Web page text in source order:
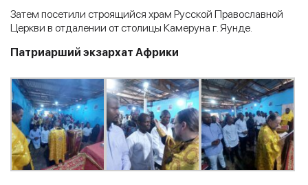
Затем посетили строящийся храм Русской Православной
Церкви в отдалении от столицы Камеруна г. Яунде.
Патриарший экзархат Африки